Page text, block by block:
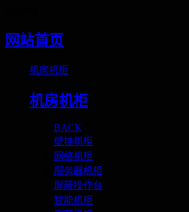
网站首页
机房机柜
机房机柜
BACK
壁挂机柜
网络机柜
服务器机柜
屏蔽操作台
智能机柜